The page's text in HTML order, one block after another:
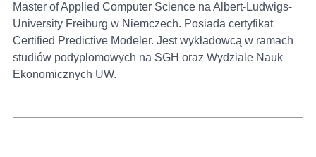
Master of Applied Computer Science na Albert-Ludwigs-
University Freiburg w Niemczech. Posiada certyfikat
Certified Predictive Modeler. Jest wykładowcą w ramach
studiów podyplomowych na SGH oraz Wydziale Nauk
Ekonomicznych UW.